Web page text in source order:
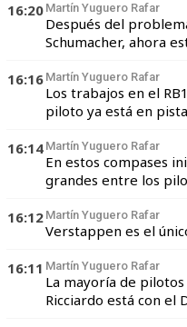
16:20 Martín Yuguero Rafar
Después del
Schumacher, ahora
16:16 Martín Yuguero Rafar
Los trabajos en el
piloto ya está en
16:14 Martín Yuguero Rafar
En estos compases
grandes entre los
16:12 Martín Yuguero Rafar
Verstappen es el
16:11 Martín Yuguero Rafar
La mayoría de
Ricciardo está con el